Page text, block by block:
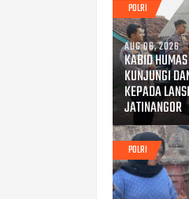
POLRI
AUG 06, 2026
KABID
KUNJUNGI
KEPADA
JATINANGOR
POLRI